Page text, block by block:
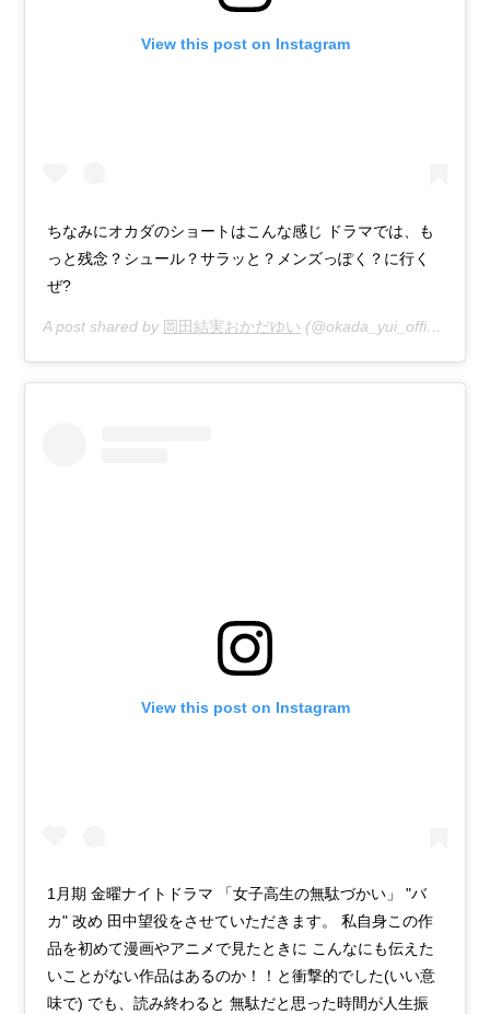
View this post on Instagram
ちなみにオカダのショートはこんな感じ ドラマでは、も
っと残念？シュール？サラッと？メンズっぽく？に行く
ぜ?
A post shared by 岡田結実おかだゆい (@okada_yui_official) on
View this post on Instagram
1月期 金曜ナイトドラマ 「女子高生の無駄づかい」 "バ
カ" 改め 田中望役をさせていただきます。 私自身この作
品を初めて漫画やアニメで見たときに こんなにも伝えた
いことがない作品はあるのか！！と衝撃的でした(いい意
味で) でも、読み終わると 無駄だと思った時間が人生振